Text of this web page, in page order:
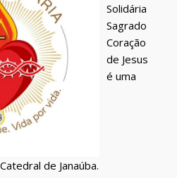
Solidária
Sagrado
Coração
de Jesus
é uma
de Janaúba.